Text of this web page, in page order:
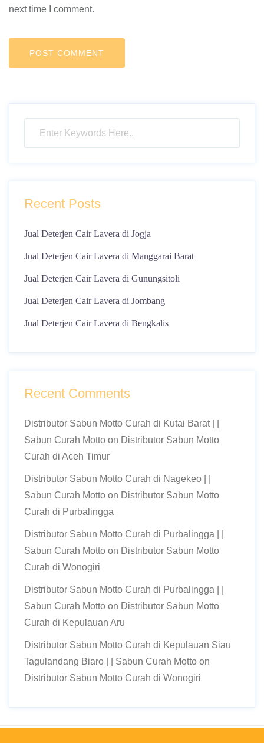
next time I comment.
Recent Posts
Jual Deterjen Cair Lavera di Jogja
Jual Deterjen Cair Lavera di Manggarai Barat
Jual Deterjen Cair Lavera di Gunungsitoli
Jual Deterjen Cair Lavera di Jombang
Jual Deterjen Cair Lavera di Bengkalis
Recent Comments
Distributor Sabun Motto Curah di Kutai Barat | |
Sabun Curah Motto on Distributor Sabun Motto
Curah di Aceh Timur
Distributor Sabun Motto Curah di Nagekeo | |
Sabun Curah Motto on Distributor Sabun Motto
Curah di Purbalingga
Distributor Sabun Motto Curah di Purbalingga | |
Sabun Curah Motto on Distributor Sabun Motto
Curah di Wonogiri
Distributor Sabun Motto Curah di Purbalingga | |
Sabun Curah Motto on Distributor Sabun Motto
Curah di Kepulauan Aru
Distributor Sabun Motto Curah di Kepulauan Siau
Tagulandang Biaro | | Sabun Curah Motto on
Distributor Sabun Motto Curah di Wonogiri